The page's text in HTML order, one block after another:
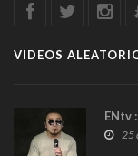
VIDEOS
ENtv
25